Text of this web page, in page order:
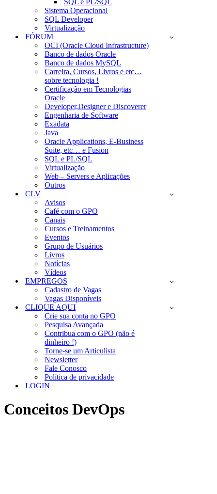
SQL e PL/SQL
Sistema Operacional
SQL Developer
Virtualização
FÓRUM
OCI (Oracle Cloud Infrastructure)
Banco de dados Oracle
Banco de dados MySQL
Carreira, Cursos, Livros e etc…
sobre tecnologia !
Certificação em Tecnologias
Oracle
Developer,Designer e Discoverer
Engenharia de Software
Exadata
Java
Oracle Applications, E-Business
Suite, etc… e Fusion
SQL e PL/SQL
Virtualização
Web – Servers e Aplicações
Outros
CLV
Avisos
Café com o GPO
Canais
Cursos e Treinamentos
Eventos
Grupo de Usuários
Livros
Notícias
Vídeos
EMPREGOS
Cadastro de Vagas
Vagas Disponíveis
CLIQUE AQUI
Crie sua conta no GPO
Pesquisa Avançada
Contribua com o GPO (não é
dinheiro !)
Torne-se um Articulista
Newsletter
Fale Conosco
Política de privacidade
LOGIN
Conceitos DevOps